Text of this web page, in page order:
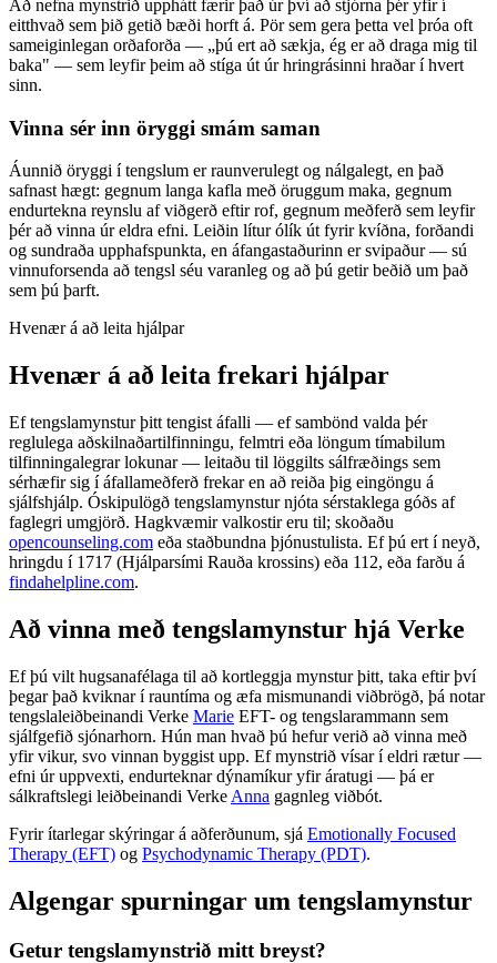
Að nefna mynstrið upphátt færir það úr því að stjórna þér yfir í
eitthvað sem þið getið bæði horft á. Pör sem gera þetta vel þróa oft
sameiginlegan orðaforða — „þú ert að sækja, ég er að draga mig til
baka" — sem leyfir þeim að stíga út úr hringrásinni hraðar í hvert
sinn.
Vinna sér inn öryggi smám saman
Áunnið öryggi í tengslum er raunverulegt og nálgalegt, en það
safnast hægt: gegnum langa kafla með öruggum maka, gegnum
endurtekna reynslu af viðgerð eftir rof, gegnum meðferð sem leyfir
þér að vinna úr eldra efni. Leiðin lítur ólík út fyrir kvíðna, forðandi
og sundraða upphafspunkta, en áfangastaðurinn er svipaður — sú
vinnuforsenda að tengsl séu varanleg og að þú getir beðið um það
sem þú þarft.
Hvenær á að leita hjálpar
Hvenær á að leita frekari hjálpar
Ef tengslamynstur þitt tengist áfalli — ef sambönd valda þér
reglulega aðskilnaðartilfinningu, felmtri eða löngum tímabilum
tilfinningalegrar lokunar — leitaðu til löggilts sálfræðings sem
sérhæfir sig í áfallameðferð frekar en að reiða þig eingöngu á
sjálfshjálp. Óskipulögð tengslamynstur njóta sérstaklega góðs af
faglegri umgjörð. Hagkvæmir valkostir eru til; skoðaðu
opencounseling.com eða staðbundna þjónustulista. Ef þú ert í neyð,
hringdu í 1717 (Hjálparsími Rauða krossins) eða 112, eða farðu á
findahelpline.com.
Að vinna með tengslamynstur hjá Verke
Ef þú vilt hugsanafélaga til að kortleggja mynstur þitt, taka eftir því
þegar það kviknar í rauntíma og æfa mismunandi viðbrögð, þá notar
tengslaleiðbeinandi Verke Marie EFT- og tengslarammann sem
sjálfgefið sjónarhorn. Hún man hvað þú hefur verið að vinna með
yfir vikur, svo vinnan byggist upp. Ef mynstrið vísar í eldri rætur —
efni úr uppvexti, endurteknar dýnamíkur yfir áratugi — þá er
sálkraftslegi leiðbeinandi Verke Anna gagnleg viðbót.
Fyrir ítarlegar skýringar á aðferðunum, sjá Emotionally Focused
Therapy (EFT) og Psychodynamic Therapy (PDT).
Algengar spurningar um tengslamynstur
Getur tengslamynstrið mitt breyst?